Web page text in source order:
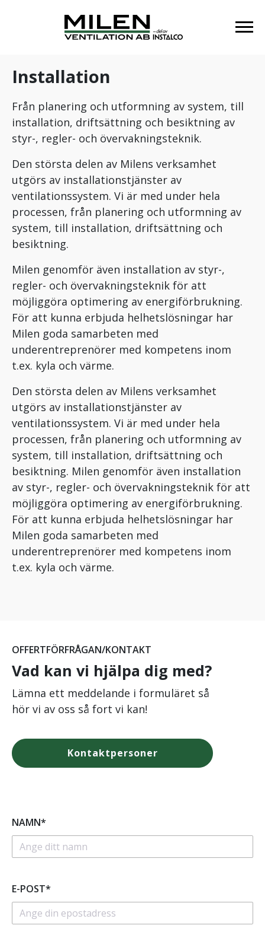
Installation
Från planering och utformning av system, till
installation, driftsättning och besiktning av
styr-, regler- och övervakningsteknik.
Den största delen av Milens verksamhet
utgörs av installationstjänster av
ventilationssystem. Vi är med under hela
processen, från planering och utformning av
system, till installation, driftsättning och
besiktning.
Milen genomför även installation av styr-,
regler- och övervakningsteknik för att
möjliggöra optimering av energiförbrukning.
För att kunna erbjuda helhetslösningar har
Milen goda samarbeten med
underentreprenörer med kompetens inom
t.ex. kyla och värme.
Den största delen av Milens verksamhet
utgörs av installationstjänster av
ventilationssystem. Vi är med under hela
processen, från planering och utformning av
system, till installation, driftsättning och
besiktning. Milen genomför även installation
av styr-, regler- och övervakningsteknik för att
möjliggöra optimering av energiförbrukning.
För att kunna erbjuda helhetslösningar har
Milen goda samarbeten med
underentreprenörer med kompetens inom
t.ex. kyla och värme.
OFFERTFÖRFRÅGAN/KONTAKT
Vad kan vi hjälpa dig med?
Lämna ett meddelande i formuläret så
hör vi av oss så fort vi kan!
Kontaktpersoner
NAMN*
E-POST*